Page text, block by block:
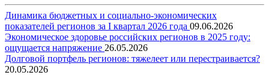
Динамика бюджетных и социально-экономических
показателей регионов за I квартал 2026 года 09.06.2026
Экономическое здоровье российских регионов в 2025 году:
ощущается напряжение 26.05.2026
Долговой портфель регионов: тяжелеет или перестраивается?
20.05.2026